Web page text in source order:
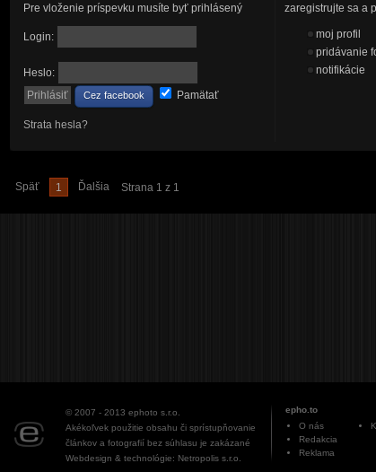
Pre vloženie príspevku musíte byť prihlásený
Login:
Heslo:
Cez facebook Pamätať
Strata hesla?
zaregistrujte sa a
moj profil
pridávanie
notifikácie
Späť 1 Ďalšia Strana 1 z 1
© 2007 - 2013 ephoto s.r.o.
Akékoľvek použitie obsahu či sprístupňovanie
článkov a fotografií bez súhlasu je zakázané
Webdesign & technológie: Netropolis s.r.o.
epho.to
O nás
Redakcia
Reklama